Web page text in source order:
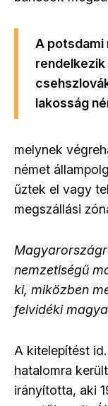
A potsdami
rendelkezik
lakosság
melynek
német
űztek el vagy
megszállási
nemzetiségű
ki, miközben
felvidéki
A kitelepítést
hatalomra
irányította, aki